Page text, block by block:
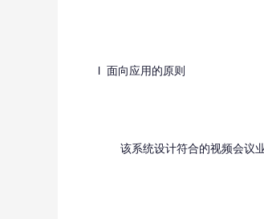
l 面向应用的原则
该系统设计符合的视频会议业